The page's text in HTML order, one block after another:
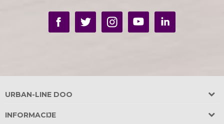
URBAN-LINE DOO
INFORMACIJE